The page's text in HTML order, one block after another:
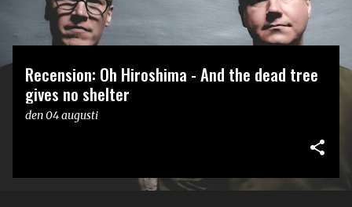
Recension: Oh Hiroshima - And the dead tree
gives no shelter
den04 augusti